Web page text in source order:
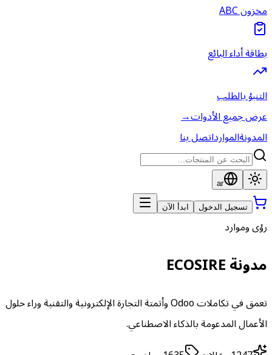
مخزون ABC
بطاقة أداء البائع
التنبؤ بالطلب
عرض جميع الأدوات→
المدونةالموارداتصل بنا
ar
تسجيل الدخول ابدأ الآن
رؤى وموارد
مدونة ECOSIRE
تعمق في تكاملات Odoo وأتمتة التجارة الإلكترونية والتقنية وراء حلول
الأعمال المدعومة بالذكاء الاصطناعي.